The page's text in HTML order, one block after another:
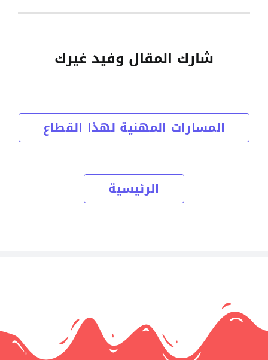
شارك المقال وفيد غيرك
المسارات المهنية لهذا القطاع
الرئيسية